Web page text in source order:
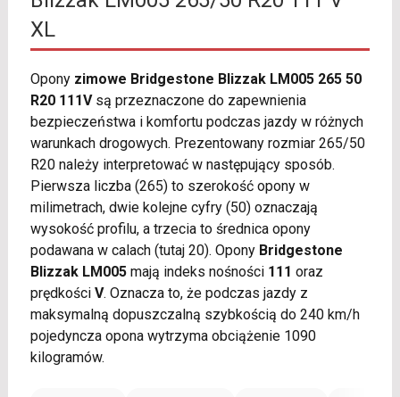
XL
Opony zimowe Bridgestone Blizzak LM005 265 50
R20 111Vsą przeznaczone do zapewnienia
bezpieczeństwa i komfortu podczas jazdy w różnych
warunkach drogowych. Prezentowany rozmiar 265/50
R20 należy interpretować w następujący sposób.
Pierwsza liczba (265) to szerokość opony w
milimetrach, dwie kolejne cyfry (50) oznaczają
wysokość profilu, a trzecia to średnica opony
podawana w calach (tutaj 20). Opony Bridgestone
Blizzak LM005mają indeks nośności 111 oraz
prędkości V. Oznacza to, że podczas jazdy z
maksymalną dopuszczalną szybkością do 240 km/h
pojedyncza opona wytrzyma obciążenie 1090
kilogramów.